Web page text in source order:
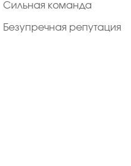
Сильная команда
Безупречная репутация